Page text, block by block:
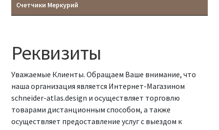
Счетчики Меркурий
Реквизиты
Уважаемые Клиенты. Обращаем Ваше внимание, что
наша организация является Интернет-Магазином
schneider-atlas.design и осуществляет торговлю
товарами дистанционным способом, а также
осуществляет предоставление услуг с выездом к